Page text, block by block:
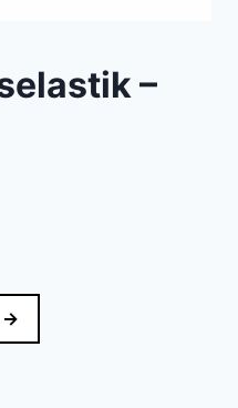
–
→